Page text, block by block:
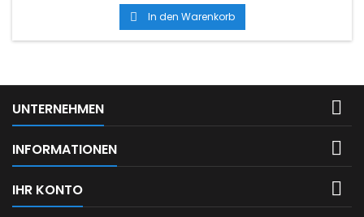
 In den Warenkorb
UNTERNEHMEN 
INFORMATIONEN 
IHR KONTO 